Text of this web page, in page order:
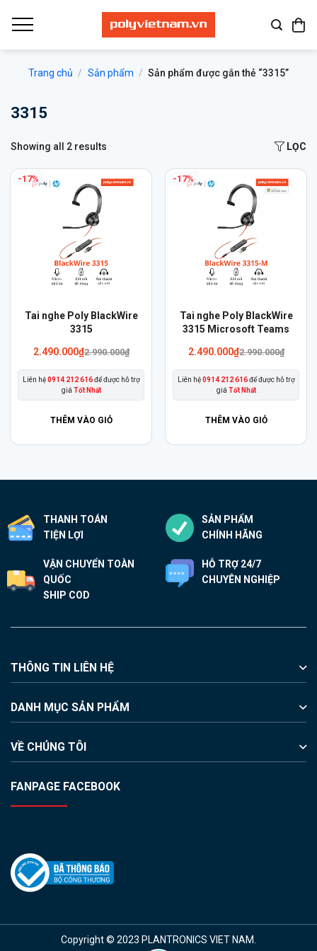
qua
Trang chủ / Sản phẩm / Sản phẩm được gắn thẻ “3315”
3315
Showing all 2 results LỌC
-17%
Tai nghe Poly BlackWire
3315
2.490.000₫2.990.000₫
Liên hệ0914 212 616để được hỗ trợ
giá Tốt Nhất
THÊM VÀO GIỎ
Sản
nhiều
biến
được
chọn
trang
sản
-17%
Tai nghe Poly BlackWire
3315 Microsoft Teams
2.490.000₫2.990.000₫
Liên hệ0914 212 616để được hỗ trợ
giá Tốt Nhất
THÊM VÀO GIỎ
Sản
phẩm
nhiều
biến
được
chọn
trên
trang
THANH TOÁN
TIỆN LỢI
SẢN PHẨM
CHÍNH HÃNG
VẬN CHUYỂN TOÀN
QUỐC
SHIP COD
HỖ TRỢ 24/7
CHUYÊN NGHIỆP
THÔNG TIN LIÊN HỆ
DANH MỤC SẢN PHẨM
VỀ CHÚNG TÔI
FANPAGE FACEBOOK
Copyright © 2023 PLANTRONICS VIET NAM.